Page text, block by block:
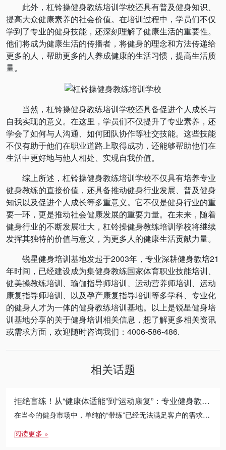
此外，杠铃操健身教练培训学校还具有普及健身知识、
提高大众健康素养的社会价值。在培训过程中，学员们不仅
学到了专业的健身技能，还深刻理解了健康生活的重要性。
他们将成为健康生活的传播者，将健身的理念和方法传递给
更多的人，帮助更多的人养成健康的生活习惯，提高生活质
量。
当然，杠铃操健身教练培训学校还具备促进个人成长与
自我实现的意义。在这里，学员们不仅提升了专业素养，还
学会了如何与人沟通、如何团队协作等社交技能。这些技能
不仅有助于他们在职业道路上取得成功，还能够帮助他们在
生活中更好地与他人相处、实现自我价值。
综上所述，杠铃操健身教练培训学校不仅具有培养专业
健身教练的直接价值，还具备推动健身行业发展、普及健身
知识以及促进个人成长等多重意义。它不仅是健身行业的重
要一环，更是推动社会健康发展的重要力量。在未来，随着
健身行业的不断发展壮大，杠铃操健身教练培训学校将继续
发挥其独特的价值与意义，为更多人的健康生活贡献力量。
锐星健身培训基地发起于2003年，专业深耕健身教培21
年时间，已经建设成为集健身教练国家体育职业技能培训、
健美操教练培训、瑜伽指导师培训、运动营养师培训、运动
康复指导师培训、以及孕产康复指导培训等多学科、专业化
的健身人才为一体的健身教练培训基地。以上是锐星健身培
训基地分享的关于健身培训相关信息，想了解更多相关资讯
或需求方面，欢迎随时咨询我们：4006-586-486.
相关话题
拒绝盲练！从“健康体适能”到“运动康复”：专业健身教练的必修进阶之路
在当今的健身市场中，单纯的“带练”已经无法满足客户的需求。无论是减脂瓶颈期的突破，还是针对久坐人群的体态矫正， […]
阅读更多 »